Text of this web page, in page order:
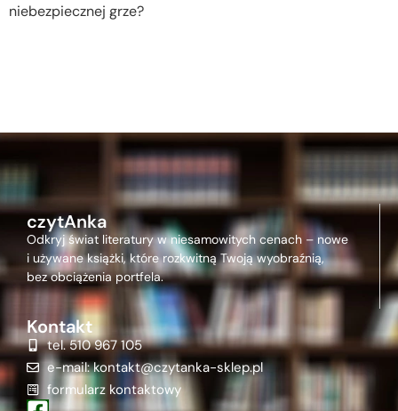
niebezpiecznej grze?
czytAnka
Odkryj świat literatury w niesamowitych cenach – nowe
i używane książki, które rozkwitną Twoją wyobraźnią,
bez obciążenia portfela.
Kontakt
tel. 510 967 105
e-mail: kontakt@czytanka-sklep.pl
formularz kontaktowy